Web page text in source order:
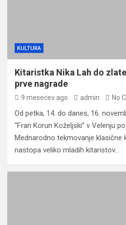
KULTURA
Kitaristka Nika Lah do
prve nagrade
9 mesecev ago admin No
Od petka, 14. do danes, 16.
“Fran Korun Koželjski” v Velenju
Mednarodno tekmovanje klasične
nastopa veliko mladih kitaristov…